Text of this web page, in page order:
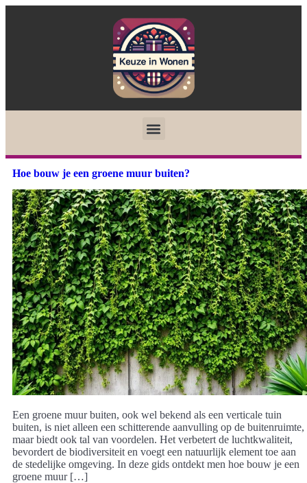
Hoe bouw je een groene muur buiten?
Een groene muur buiten, ook wel bekend als een verticale tuin
buiten, is niet alleen een schitterende aanvulling op de buitenruimte,
maar biedt ook tal van voordelen. Het verbetert de luchtkwaliteit,
bevordert de biodiversiteit en voegt een natuurlijk element toe aan
de stedelijke omgeving. In deze gids ontdekt men hoe bouw je een
groene muur […]